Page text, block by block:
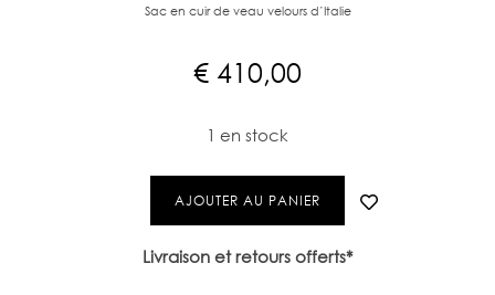
Sac en cuir de veau velours d’Italie
€ 410,00
1 en stock
AJOUTER AU PANIER
Livraison et retours offerts*